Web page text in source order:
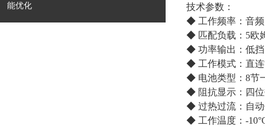
能优化
技术参数：
◆ 工作频率：音
◆ 匹配负载：5欧
◆ 功率输出：低
◆ 工作模式：直
◆ 电池类型：8节
◆ 阻抗显示：四
◆ 过热过流：自
◆ 工作温度：-